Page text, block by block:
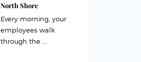
North Shore
Every morning, your
employees walk
through the ...